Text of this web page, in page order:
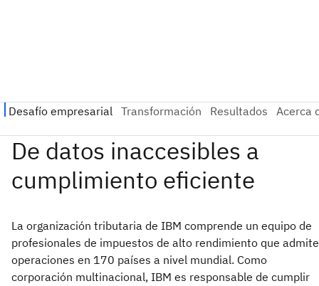
La organización tributaria de IBM comprende un equipo de
profesionales de impuestos de alto rendimiento que admite
operaciones en 170 países a nivel mundial. Como
corporación multinacional, IBM es responsable de cumplir